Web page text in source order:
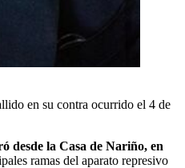
en su contra ocurrido el 4 de
desde la Casa de Nariño, en
ramas del aparato represivo